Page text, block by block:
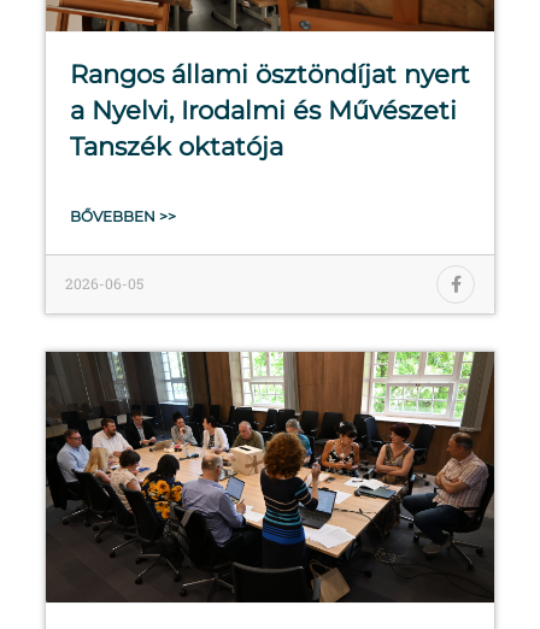
Rangos állami ösztöndíjat nyert
a Nyelvi, Irodalmi és Művészeti
Tanszék oktatója
BŐVEBBEN >>
2026-06-05